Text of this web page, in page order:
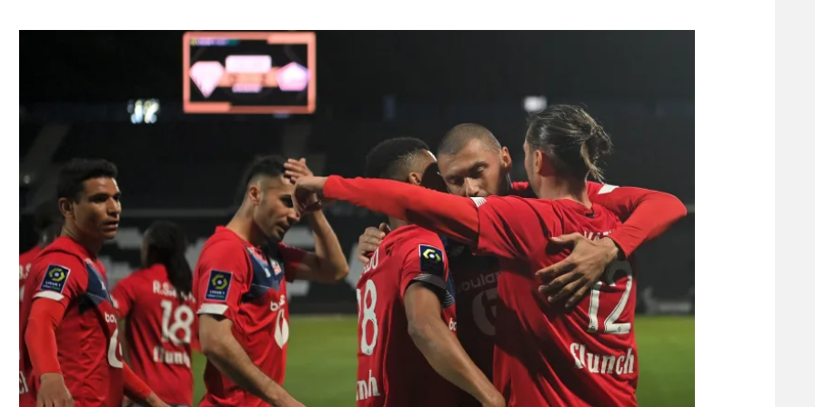
תנאי שימוש
מדיניות פרטיות
תקנון פעילות ספורט 1
רשיון להקרנה פומבית לבית עסק
הצטרפות לחבילת הערוצים
לוח דרושים – ג'ובנט
הפועל תל אביב
בני יהודה
ליגה סינית
ליגה ברזילאית
ליגות נוספות